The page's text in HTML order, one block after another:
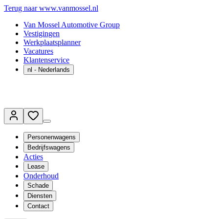
Terug naar www.vanmossel.nl
Van Mossel Automotive Group
Vestigingen
Werkplaatsplanner
Vacatures
Klantenservice
nl - Nederlands
Personenwagens
Bedrijfswagens
Acties
Lease
Onderhoud
Schade
Diensten
Contact